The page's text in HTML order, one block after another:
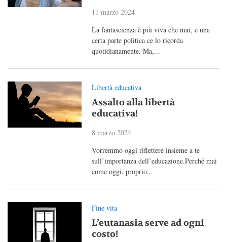
11 marzo 2024
La fantascienza è più viva che mai, e una
certa parte politica ce lo ricorda
quotidianamente. Ma,...
Libertà educativa
Assalto alla libertà
educativa!
8 marzo 2024
Vorremmo oggi riflettere insieme a te
sull’importanza dell’educazione.Perché mai
come oggi, proprio...
Fine vita
L’eutanasia serve ad ogni
costo!